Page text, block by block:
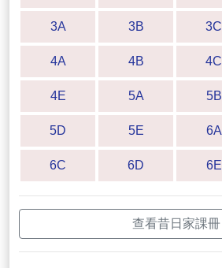
3A 3B 3C
4A 4B 4C
4E 5A 5B
5D 5E 6A
6C 6D 6E
查看昔日家課冊